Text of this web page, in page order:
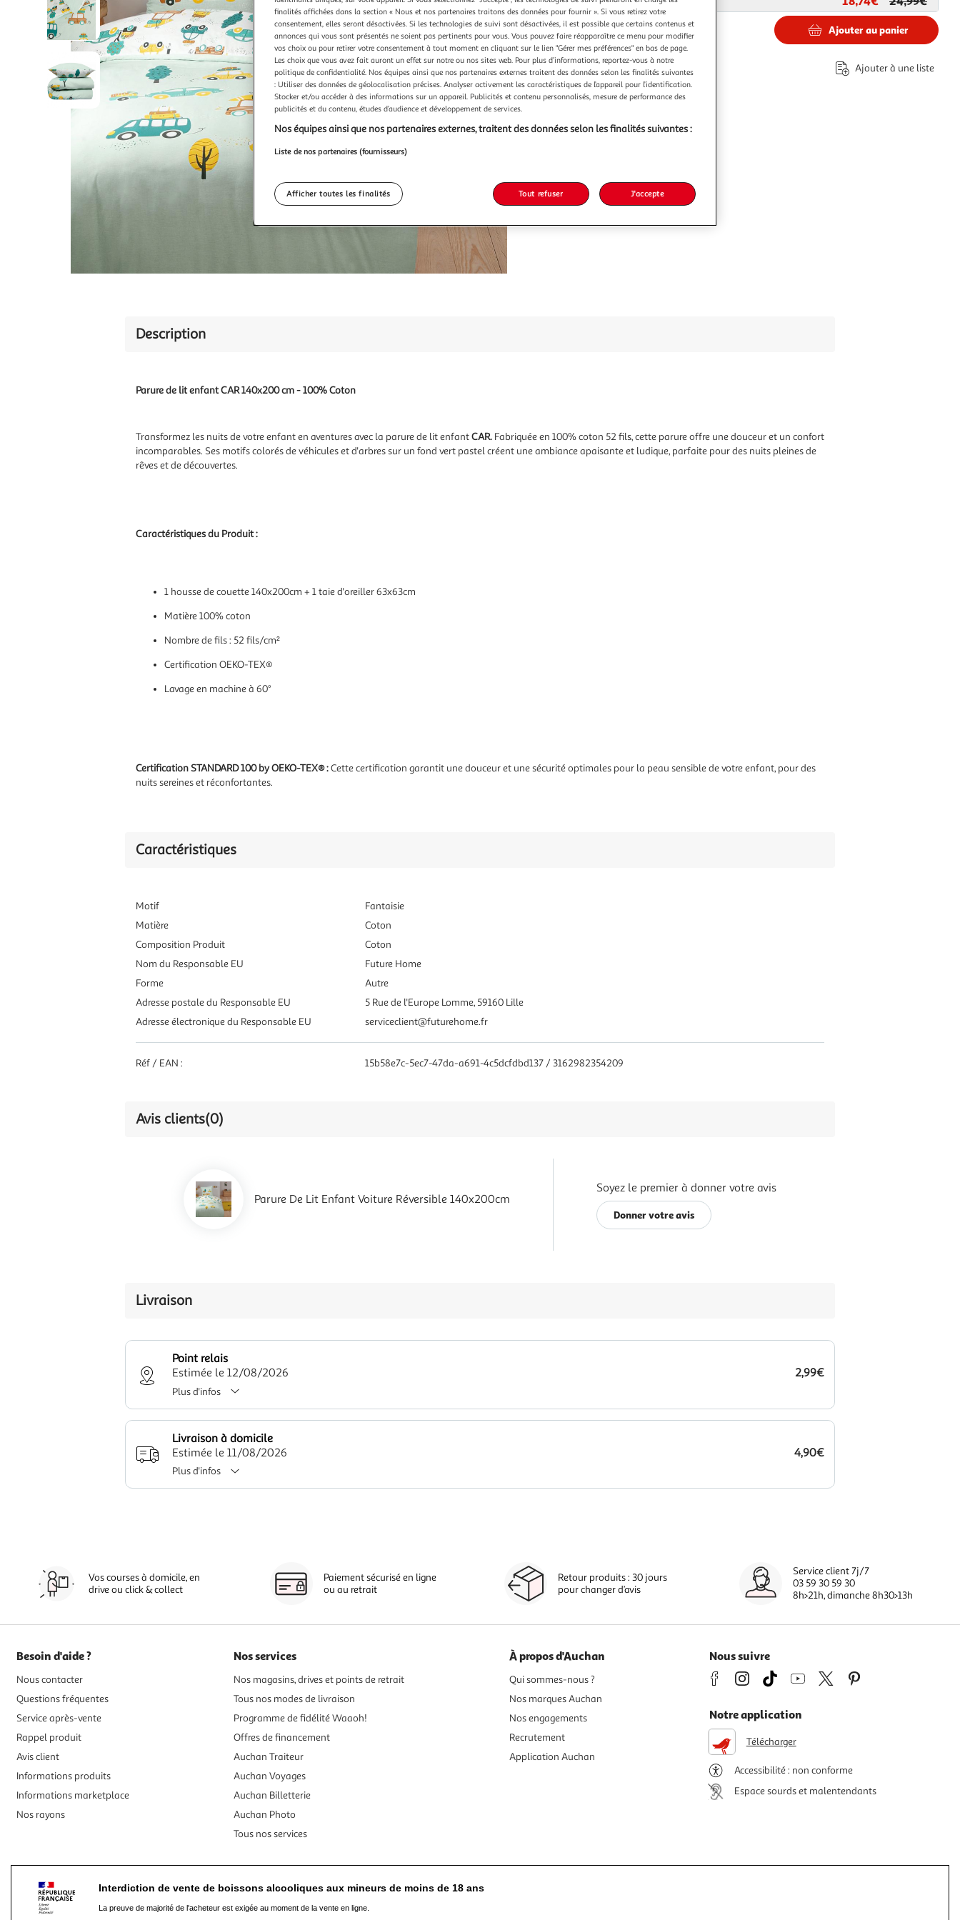
-25 %
24,99€
18,74€
dont 0,17€ d'éco-part.
Ajouter au panier
Ajouter à une liste
Description
Parure de lit enfant CAR 140x200 cm - 100% Coton
Transformez les nuits de votre enfant en aventures avec la parure de lit enfantCAR. Fabriquée en 100% coton 52 fils, cette parure offre une douceur et un confort
incomparables. Ses motifs colorés de véhicules et d'arbres sur un fond vert pastel créent une ambiance apaisante et ludique, parfaite pour des nuits pleines de
rêves et de découvertes.
Caractéristiques du Produit :
1 housse de couette 140x200cm + 1 taie d'oreiller 63x63cm
Matière 100% coton
Nombre de fils : 52 fils/cm²
Certification OEKO-TEX®
Lavage en machine à 60°
Certification STANDARD 100 by OEKO-TEX® :Cette certification garantit une douceur et une sécurité optimales pour la peau sensible de votre enfant, pour des
nuits sereines et réconfortantes.
Caractéristiques
Motif
Fantaisie
Matière
Coton
Composition Produit
Coton
Nom du Responsable EU
Future Home
Forme
Autre
Adresse postale du Responsable EU
5 Rue de l'Europe Lomme, 59160 Lille
Adresse électronique du Responsable EU
serviceclient@futurehome.fr
Réf / EAN : 15b58e7c-5ec7-47da-a691-4c5dcfdbd137 / 3162982354209
Avis clients(0)
Parure De Lit Enfant Voiture Réversible 140x200cm
Soyez le premier à donner votre avis
Donner votre avis
Livraison
Point relais
Estimée le 12/08/2026
2,99€
Plus d'infos
Livraison à domicile
Estimée le 11/08/2026
4,90€
Plus d'infos
Vos courses à domicile, en
drive ou click & collect
Paiement sécurisé en ligne
ou au retrait
Retour produits : 30 jours
pour changer d’avis
Service client 7j/7
03 59 30 59 30
8h>21h, dimanche 8h30>13h
Besoin d'aide ?
Nous contacter
Questions fréquentes
Service après-vente
Rappel produit
Avis client
Informations produits
Informations marketplace
Nos rayons
Nos services
Nos magasins, drives et points de retrait
Tous nos modes de livraison
Programme de fidélité Waaoh!
Offres de financement
Auchan Traiteur
Auchan Voyages
Auchan Billetterie
Auchan Photo
Tous nos services
À propos d'Auchan
Qui sommes-nous ?
Nos marques Auchan
Nos engagements
Recrutement
Application Auchan
Nous suivre
Notre application
Télécharger
Accessibilité : non conforme
Espace sourds et malentendants
Interdiction de vente de boissons alcooliques aux mineurs de moins de 18 ans
La preuve de majorité de l'acheteur est exigée au moment de la vente en ligne.
finalités affichées dans la section « Nous et nos partenaires traitons des données pour fournir ». Si vous retirez votre
consentement, elles seront désactivées. Si les technologies de suivi sont désactivées, il est possible que certains contenus et
annonces qui vous sont présentés ne soient pas pertinents pour vous. Vous pouvez faire réapparaître ce menu pour modifier
vos choix ou pour retirer votre consentement à tout moment en cliquant sur le lien "Gérer mes préférences" en bas de page.
Les choix que vous avez fait auront un effet sur notre ou nos sites web. Pour plus d’informations, reportez-vous à notre
politique de confidentialité. Nos équipes ainsi que nos partenaires externes traitent des données selon les finalités suivantes
: Utiliser des données de géolocalisation précises. Analyser activement les caractéristiques de l’appareil pour l’identification.
Stocker et/ou accéder à des informations sur un appareil. Publicités et contenu personnalisés, mesure de performance des
publicités et du contenu, études d’audience et développement de services.
Nos équipes ainsi que nos partenaires externes, traitent des données selon les finalités suivantes :
Liste de nos partenaires (fournisseurs)
Afficher toutes les finalités Tout refuser J'accepte